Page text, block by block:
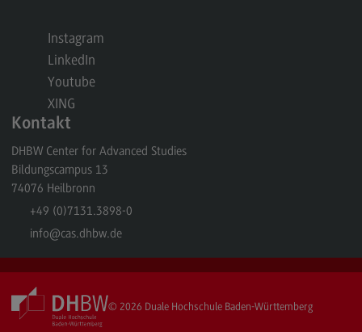
Elektrotechnik und Informationstechnik
Profil-O-Mat Elektrotechnik und
Informationstechnik
Rahmenbedingungen
Berufsperspektiven
Kontakt
Entrepreneurship
Berufsperspektiven
Instagram
LinkedIn
Youtube
XING
Kontakt
DHBW Center for Advanced Studies
Bildungscampus 13
74076 Heilbronn
+49 (0)7131.3898-0
info@cas.dhbw.de
© 2026 Duale Hochschule Baden-Württemberg